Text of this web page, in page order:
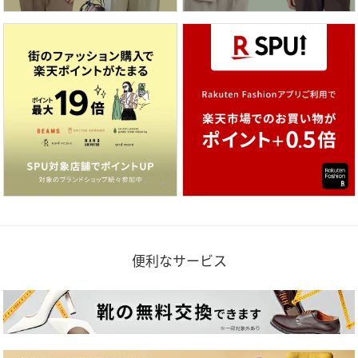
便利なサービス